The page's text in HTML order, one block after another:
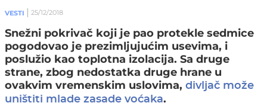
VESTI 25/12/2018
Snežni pokrivač koji je pao protekle sedmice
pogodovao je prezimljujućim usevima, i
poslužio kao toplotna izolacija. Sa druge
strane, zbog nedostatka druge hrane u
ovakvim vremenskim uslovima, divljač može
uništiti mlade zasade voćaka.